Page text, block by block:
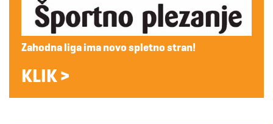
Zahodna liga ima novo spletno stran!
KLIK >